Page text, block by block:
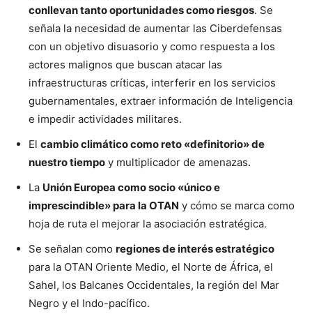
conllevan tanto oportunidades como riesgos. Se
señala la necesidad de aumentar las Ciberdefensas
con un objetivo disuasorio y como respuesta a los
actores malignos que buscan atacar las
infraestructuras críticas, interferir en los servicios
gubernamentales, extraer información de Inteligencia
e impedir actividades militares.
El cambio climático como reto «definitorio» de
nuestro tiempo y multiplicador de amenazas.
La Unión Europea como socio «único e
imprescindible» para la OTAN y cómo se marca como
hoja de ruta el mejorar la asociación estratégica.
Se señalan como regiones de interés estratégico
para la OTAN Oriente Medio, el Norte de África, el
Sahel, los Balcanes Occidentales, la región del Mar
Negro y el Indo-pacífico.